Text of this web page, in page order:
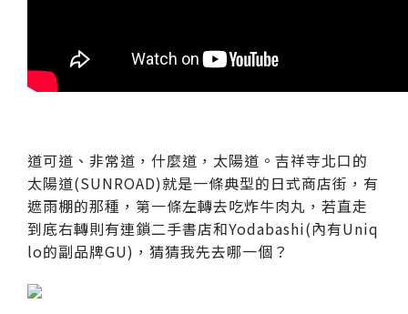
道可道、非常道，什麼道，太陽道。吉祥寺北口的
太陽道(SUNROAD)就是一條典型的日式商店街，有
遮雨棚的那種，第一條左轉去吃炸牛肉丸，若直走
到底右轉則有連鎖二手書店和Yodabashi(內有Uniq
lo的副品牌GU)，猜猜我先去哪一個？